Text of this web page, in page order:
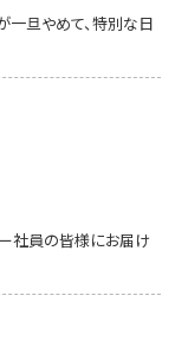
一旦やめて、特別な日
社員の皆様にお届け